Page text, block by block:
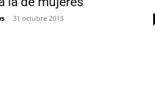
- 31 octubre 2013